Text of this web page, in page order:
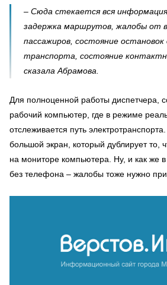
– Сюда стекается вся
задержка маршрутов, жалобы от
пассажиров, состояние
транспорта, состояние
сказала Абрамова.
Для полноценной работы диспетчера,
рабочий компьютер, где в режиме
отслеживается путь
большой экран, который дублирует то,
на мониторе компьютера. Ну, и как же
без телефона – жалобы тоже нужно